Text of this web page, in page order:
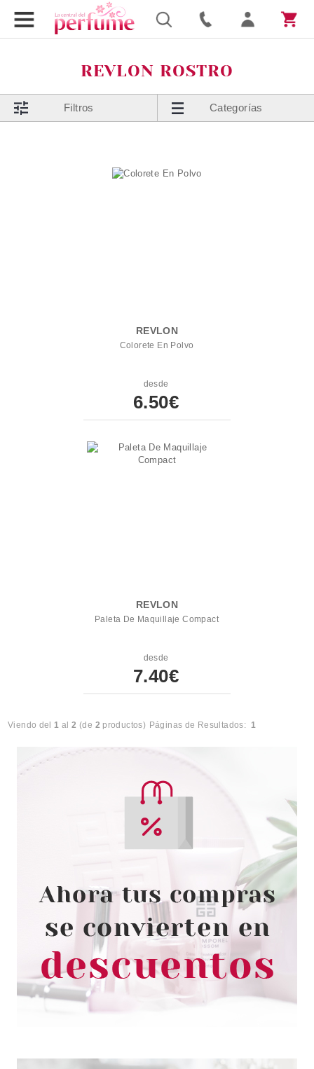
REVLON ROSTRO
Filtros Categorías
REVLON
Colorete En Polvo
desde
6.50€
REVLON
Paleta De Maquillaje Compact
desde
7.40€
Viendo del1 al2 (de 2 productos) Páginas de Resultados: 1